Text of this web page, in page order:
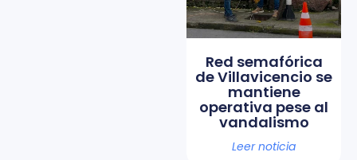
Red semafórica
de Villavicencio se
mantiene
operativa pese al
vandalismo
Leer noticia